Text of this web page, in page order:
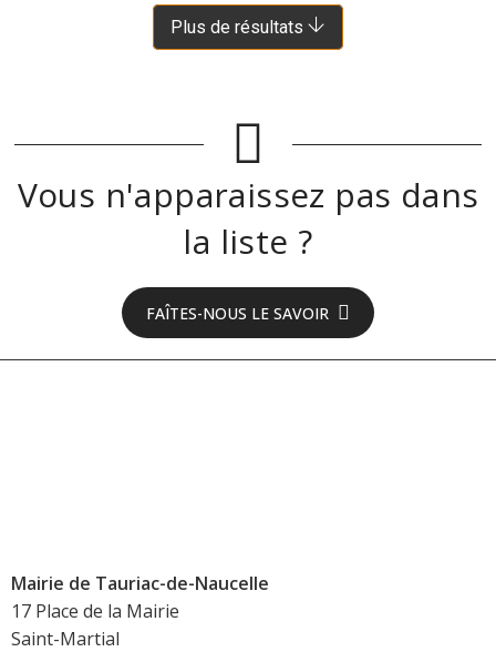
À 8.5 KM DE TAURIAC-DE-NAUCELLE
Plus de résultats
Vous n'apparaissez pas dans
la liste ?
FAÎTES-NOUS LE SAVOIR
Mairie de Tauriac-de-Naucelle
17 Place de la Mairie
Saint-Martial